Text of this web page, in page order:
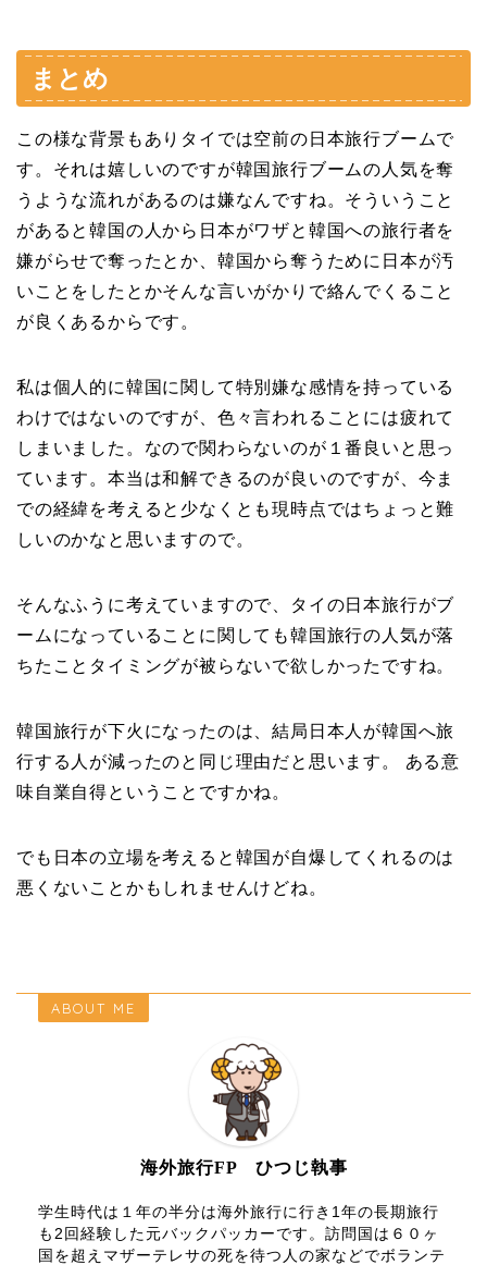
まとめ
この様な背景もありタイでは空前の日本旅行ブームで
す。それは嬉しいのですが韓国旅行ブームの人気を奪
うような流れがあるのは嫌なんですね。そういうこと
があると韓国の人から日本がワザと韓国への旅行者を
嫌がらせで奪ったとか、韓国から奪うために日本が汚
いことをしたとかそんな言いがかりで絡んでくること
が良くあるからです。
私は個人的に韓国に関して特別嫌な感情を持っている
わけではないのですが、色々言われることには疲れて
しまいました。なので関わらないのが１番良いと思っ
ています。本当は和解できるのが良いのですが、今ま
での経緯を考えると少なくとも現時点ではちょっと難
しいのかなと思いますので。
そんなふうに考えていますので、タイの日本旅行がブ
ームになっていることに関しても韓国旅行の人気が落
ちたことタイミングが被らないで欲しかったですね。
韓国旅行が下火になったのは、結局日本人が韓国へ旅
行する人が減ったのと同じ理由だと思います。 ある意
味自業自得ということですかね。
でも日本の立場を考えると韓国が自爆してくれるのは
悪くないことかもしれませんけどね。
ABOUT ME
海外旅行FP ひつじ執事
学生時代は１年の半分は海外旅行に行き1年の長期旅行
も2回経験した元バックパッカーです。訪問国は６０ヶ
国を超えマザーテレサの死を待つ人の家などでボランテ